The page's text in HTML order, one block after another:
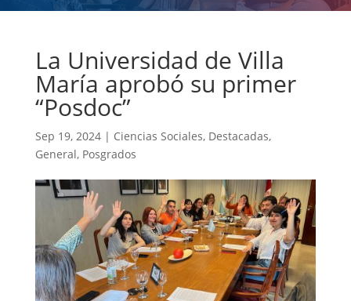
La Universidad de Villa
María aprobó su primer
“Posdoc”
Sep 19, 2024| Ciencias Sociales, Destacadas,
General, Posgrados